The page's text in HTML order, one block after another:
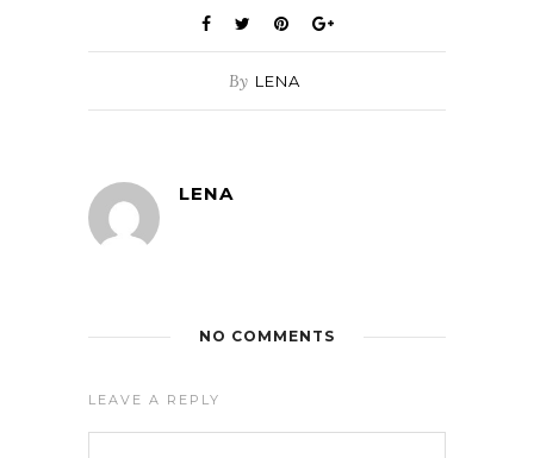
By LENA
LENA
NO COMMENTS
LEAVE A REPLY